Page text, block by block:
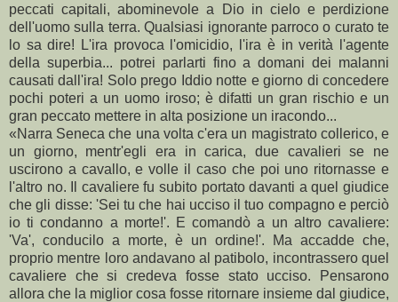
peccati capitali, abominevole a Dio in cielo e perdizione
dell'uomo sulla terra. Qualsiasi ignorante parroco o curato te
lo sa dire! L'ira provoca l'omicidio, l'ira è in verità l'agente
della superbia... potrei parlarti fino a domani dei malanni
causati dall'ira! Solo prego Iddio notte e giorno di concedere
pochi poteri a un uomo iroso; è difatti un gran rischio e un
gran peccato mettere in alta posizione un iracondo...
«Narra Seneca che una volta c'era un magistrato collerico, e
un giorno, mentr'egli era in carica, due cavalieri se ne
uscirono a cavallo, e volle il caso che poi uno ritornasse e
l'altro no. Il cavaliere fu subito portato davanti a quel giudice
che gli disse: 'Sei tu che hai ucciso il tuo compagno e perciò
io ti condanno a morte!'. E comandò a un altro cavaliere:
'Va', conducilo a morte, è un ordine!'. Ma accadde che,
proprio mentre loro andavano al patibolo, incontrassero quel
cavaliere che si credeva fosse stato ucciso. Pensarono
allora che la miglior cosa fosse ritornare insieme dal giudice,